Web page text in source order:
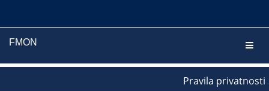
FMON
Pravila privatnosti